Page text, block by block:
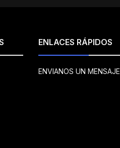
ENLACES RÁPIDOS
ENVIANOS UN MENSAJE